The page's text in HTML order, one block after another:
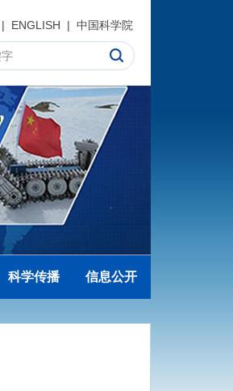
| ENGLISH | 中国科学院
科学传播 信息公开